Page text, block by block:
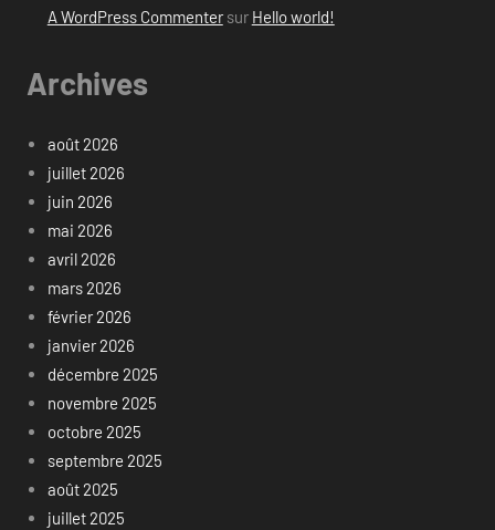
A WordPress Commentersur Hello world!
Archives
août 2026
juillet 2026
juin 2026
mai 2026
avril 2026
mars 2026
février 2026
janvier 2026
décembre 2025
novembre 2025
octobre 2025
septembre 2025
août 2025
juillet 2025